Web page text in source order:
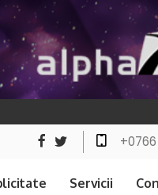
Servicii